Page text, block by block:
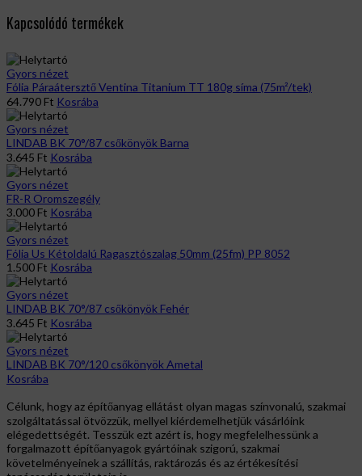
Kapcsolódó termékek
Gyors nézet
Fólia Páraátersztő Ventina Titanium TT 180g síma (75m²/tek)
64.790 Ft Kosrába
Gyors nézet
LINDAB BK 70°/87 csőkönyök Barna
3.645 Ft Kosrába
Gyors nézet
FR-R Oromszegély
3.000 Ft Kosrába
Gyors nézet
Fólia Us Kétoldalú Ragasztószalag 50mm (25fm) PP 8052
1.500 Ft Kosrába
Gyors nézet
LINDAB BK 70°/87 csőkönyök Fehér
3.645 Ft Kosrába
Gyors nézet
LINDAB BK 70°/120 csőkönyök Ametal
Kosrába
Célunk, hogy az építőanyag ellátást olyan magas színvonalú, szakmai
szolgáltatással ötvözzük, mellyel kiérdemelhetjük vásárlóink
elégedettségét. Tesszük ezt azért is, hogy megfelelhessünk a
forgalmazott építőanyagok gyártóinak szigorú, szakmai
követelményeinek a szállítás, raktározás és az értékesítési